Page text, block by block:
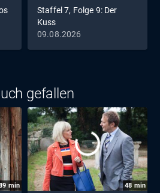
Staffel 7, Folge 9: Der
Kuss
09.08.2026
gefallen
min 48 min